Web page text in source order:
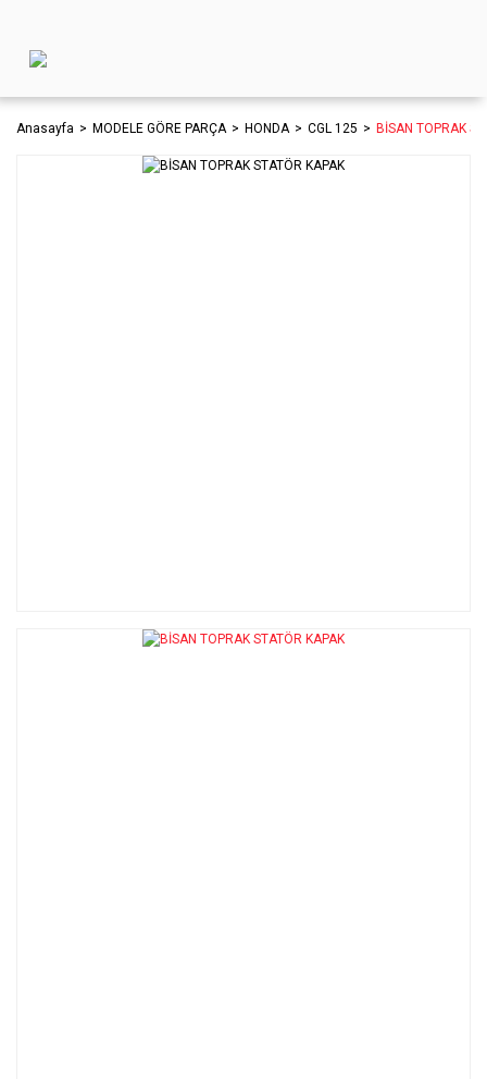
Anasayfa MODELE GÖRE PARÇA HONDA CGL 125 BİSAN TOPRAK